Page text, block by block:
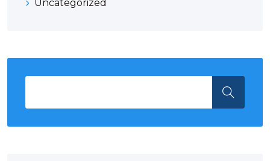
Uncategorized